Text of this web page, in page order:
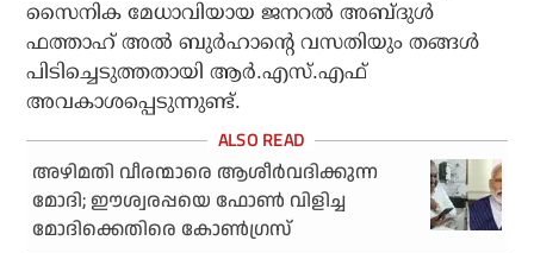
സൈനിക മേധാവിയായ ജനറല്‍ അബ്ദുള്‍
ഫത്താഹ് അല്‍ ബുര്‍ഹാന്റെ വസതിയും തങ്ങള്‍
പിടിച്ചെടുത്തതായി ആര്‍.എസ്.എഫ്
അവകാശപ്പെടുന്നുണ്ട്.
അഴിമതി വീരന്മാരെ ആശീര്‍വദിക്കുന്ന
മോദി; ഈശ്വരപ്പയെ ഫോണ്‍ വിളിച്ച
മോദിക്കെതിരെ കോണ്‍ഗ്രസ്